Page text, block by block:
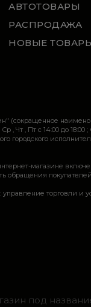
АВТОТОВАРЫ
РАСПРОДАЖА
НОВЫЕ
(сокращенное
, Чт , Пт c 14:00 до 18:00 ;
городского
магазине
торговли и
под